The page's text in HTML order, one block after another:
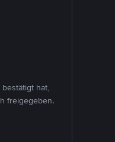
hat,
freigegeben.